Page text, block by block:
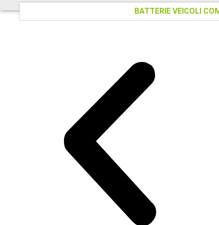
BATTERIE VEICOLI